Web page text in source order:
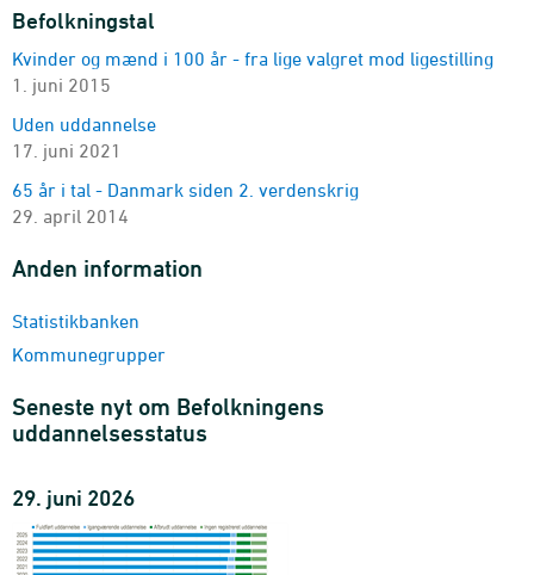
2008-2025 - Antal
Befolkningens højeste fuldførte uddannelse (15-69 år) (antal)
kommunegruppe, højeste fuldførte uddannelse og alder
2008-2025 - Antal
Befolkningens højeste fuldførte uddannelse (15-69 år) (andel
kommunegruppe og højeste fuldførte uddannelse
2008-2025 - Andel i pct.
Befolkningens højeste fuldførte uddannelse (15-69 år)
alder og køn
Ligestillingsindikator for befolkningens højeste fuldførte
uddannelse
højeste fuldførte uddannelse og alder
uddannelse (15-69 år)
højeste fuldførte uddannelse, alder, bopælsområde og
herkomst
Befolkningstal
Kvinder og mænd i 100 år - fra lige valgret mod ligestilling
1. juni 2015
Uden uddannelse
17. juni 2021
65 år i tal - Danmark siden 2. verdenskrig
29. april 2014
Anden information
Statistikbanken
Kommunegrupper
Seneste nyt om Befolkningens
uddannelsesstatus
29. juni 2026